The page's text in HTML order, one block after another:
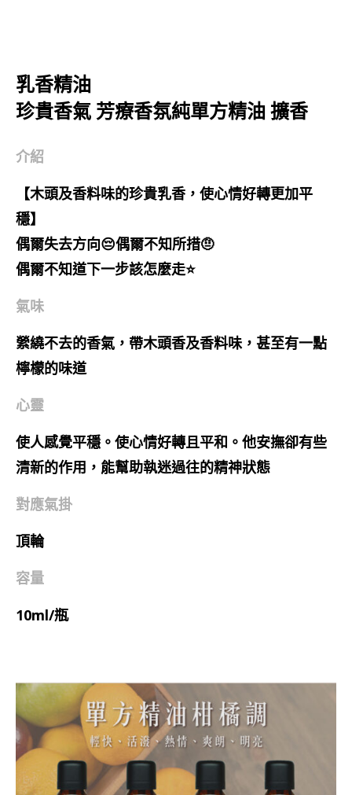
乳香精油
珍貴香氣 芳療香氛純單方精油 擴香
介紹
【木頭及香料味的珍貴乳香，使心情好轉更加平
穩】
偶爾失去方向😔偶爾不知所措🤨
偶爾不知道下一步該怎麼走⭐
氣味
縈繞不去的香氣，帶木頭香及香料味，甚至有一點
檸檬的味道
心靈
使人感覺平穩。使心情好轉且平和。他安撫卻有些
清新的作用，能幫助執迷過往的精神狀態
對應氣掛
頂輪
容量
10ml/瓶